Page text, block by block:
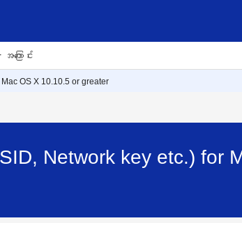
ကြောင်း
OS X 10.10.5 or greater
Network key etc.) for